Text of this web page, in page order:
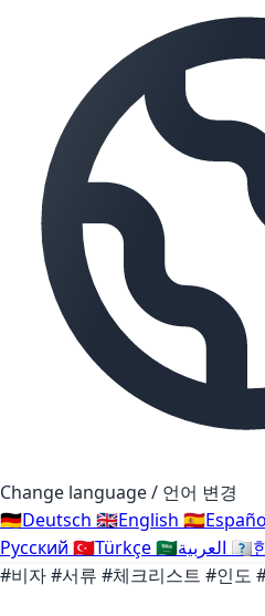
Change language / 언어 변경
🇩🇪Deutsch 🇬🇧English 🇪🇸
Русский 🇹🇷Türkçe🇸🇦 🇰🇷
#비자#서류 #체크리스트 #인도